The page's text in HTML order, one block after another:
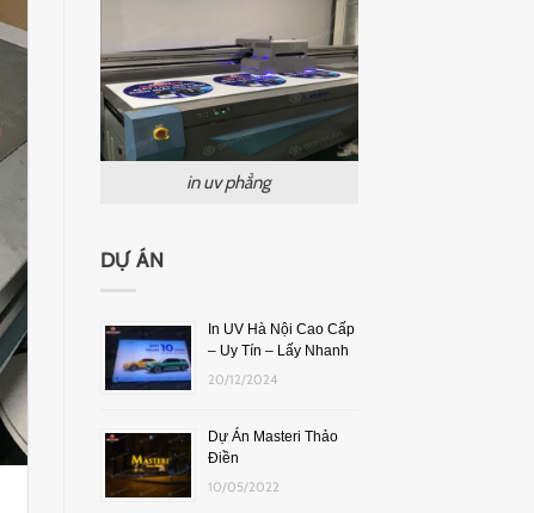
in uv phẳng
DỰ ÁN
In UV Hà Nội Cao Cấp
– Uy Tín – Lấy Nhanh
20/12/2024
Dự Án Masteri Thảo
Điền
10/05/2022